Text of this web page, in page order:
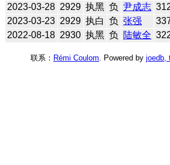
2023-03-28 2929 执黑 负 尹成志
2023-03-23 2929 执白 负 张强
2022-08-18 2930 执黑 负 陆敏全
联系： Rémi Coulom . Powered by joedb,